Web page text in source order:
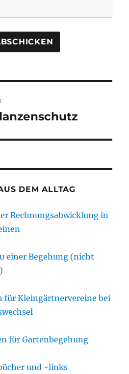
DEM ALLTAG
Rechnungsabwicklung in
einer Begehung (nicht
für Kleingärtnervereine bei
für Gartenbegehung
und -links